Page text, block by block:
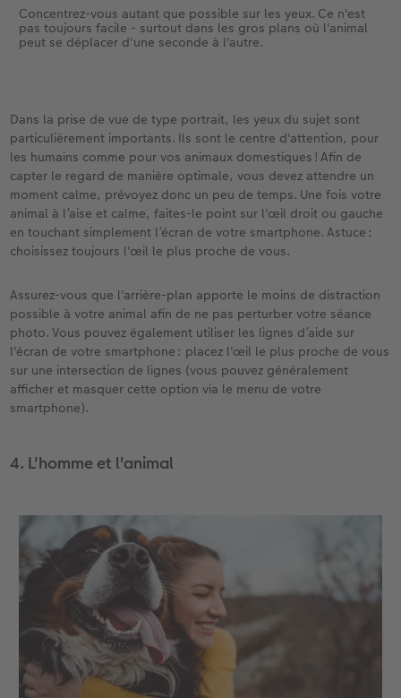
Concentrez-vous autant que possible sur les yeux. Ce n'est
pas toujours facile - surtout dans les gros plans où l'animal
peut se déplacer d'une seconde à l'autre.
Dans la prise de vue de type portrait, les yeux du sujet sont
particulièrement importants. Ils sont le centre d'attention, pour
les humains comme pour vos animaux domestiques ! Afin de
capter le regard de manière optimale, vous devez attendre un
moment calme, prévoyez donc un peu de temps. Une fois votre
animal à l’aise et calme, faites-le point sur l'œil droit ou gauche
en touchant simplement l’écran de votre smartphone. Astuce :
choisissez toujours l'œil le plus proche de vous.
Assurez-vous que l'arrière-plan apporte le moins de distraction
possible à votre animal afin de ne pas perturber votre séance
photo. Vous pouvez également utiliser les lignes d’aide sur
l'écran de votre smartphone : placez l'œil le plus proche de vous
sur une intersection de lignes (vous pouvez généralement
afficher et masquer cette option via le menu de votre
smartphone).
4. L'homme et l'animal